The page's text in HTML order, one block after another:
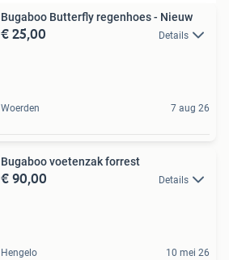
Bugaboo Butterfly regenhoes - Nieuw
€ 25,00 Details
Woerden 7 aug 26
Bugaboo voetenzak forrest
€ 90,00 Details
Hengelo 10 mei 26